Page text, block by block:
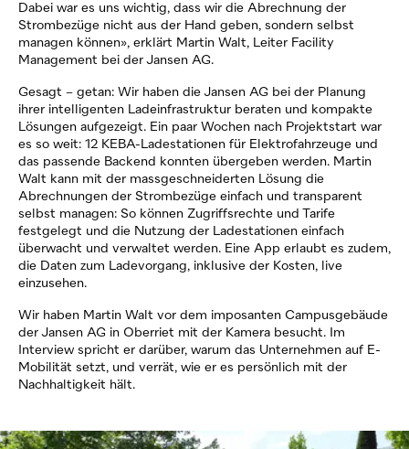
Dabei war es uns wichtig, dass wir die Abrechnung der
Strombezüge nicht aus der Hand geben, sondern selbst
managen können», erklärt Martin Walt, Leiter Facility
Management bei der Jansen AG.
Gesagt – getan: Wir haben die Jansen AG bei der Planung
ihrer intelligenten Ladeinfrastruktur beraten und kompakte
Lösungen aufgezeigt. Ein paar Wochen nach Projektstart war
es so weit: 12 KEBA-Ladestationen für Elektrofahrzeuge und
das passende Backend konnten übergeben werden. Martin
Walt kann mit der massgeschneiderten Lösung die
Abrechnungen der Strombezüge einfach und transparent
selbst managen: So können Zugriffsrechte und Tarife
festgelegt und die Nutzung der Ladestationen einfach
überwacht und verwaltet werden. Eine App erlaubt es zudem,
die Daten zum Ladevorgang, inklusive der Kosten, live
einzusehen.
Wir haben Martin Walt vor dem imposanten Campusgebäude
der Jansen AG in Oberriet mit der Kamera besucht. Im
Interview spricht er darüber, warum das Unternehmen auf E-
Mobilität setzt, und verrät, wie er es persönlich mit der
Nachhaltigkeit hält.